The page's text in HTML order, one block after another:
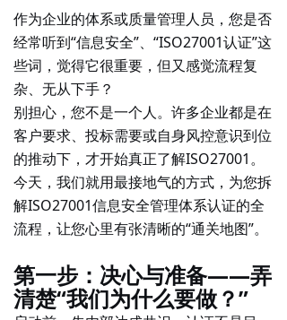
作为企业的体系或质量管理人员，您是否
经常听到“信息安全”、“ISO27001认证”这
些词，觉得它很重要，但又感觉流程复
杂、无从下手？
别担心，您不是一个人。许多企业都是在
客户要求、投标需要或自身风控意识到位
的推动下，才开始真正了解ISO27001。
今天，我们就用最接地气的方式，为您拆
解ISO27001信息安全管理体系认证的全
流程 ，让您心里有张清晰的“通关地图”。
第一步：决心与准备——弄
清楚“我们为什么要做？”